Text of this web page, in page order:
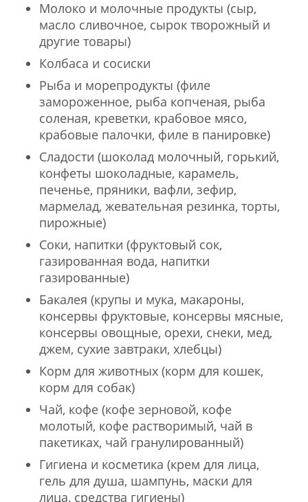
Молоко и молочные продукты (сыр,
масло сливочное, сырок творожный и
другие товары)
Колбаса и сосиски
Рыба и морепродукты (филе
замороженное, рыба копченая, рыба
соленая, креветки, крабовое мясо,
крабовые палочки, филе в панировке)
Сладости (шоколад молочный, горький,
конфеты шоколадные, карамель,
печенье, пряники, вафли, зефир,
мармелад, жевательная резинка, торты,
пирожные)
Соки, напитки (фруктовый сок,
газированная вода, напитки
газированные)
Бакалея (крупы и мука, макароны,
консервы фруктовые, консервы мясные,
консервы овощные, орехи, снеки, мед,
джем, сухие завтраки, хлебцы)
Корм для животных (корм для кошек,
корм для собак)
Чай, кофе (кофе зерновой, кофе
молотый, кофе растворимый, чай в
пакетиках, чай гранулированный)
Гигиена и косметика (крем для лица,
гель для душа, шампунь, маски для
лица, средства гигиены)